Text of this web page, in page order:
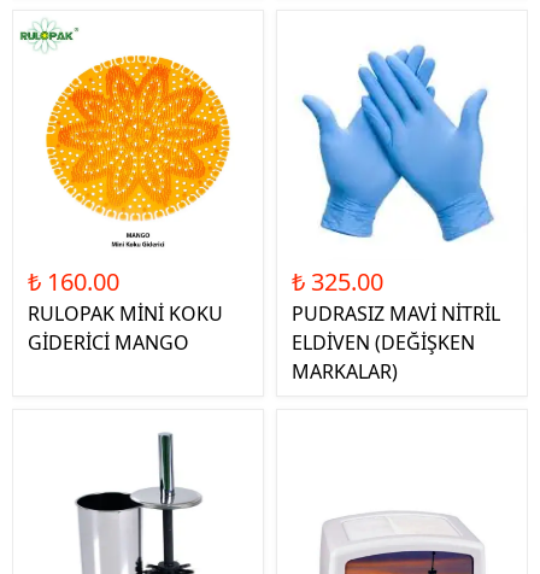
₺ 160.00
RULOPAK MİNİ KOKU
GİDERİCİ MANGO
₺ 325.00
PUDRASIZ MAVİ NİTRİL
ELDİVEN (DEĞİŞKEN
MARKALAR)